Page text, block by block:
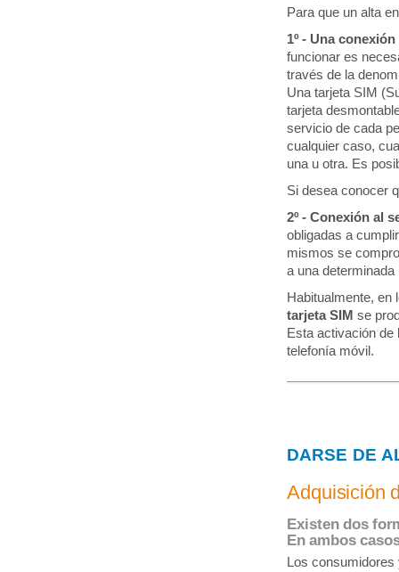
Para que un alta
1º - Una
funcionar es
través de la
Una tarjeta SIM
tarjeta
servicio de cada
cualquier caso,
una u otra. Es
Si desea conocer
2º - Conexión al
obligadas a
mismos se
a una
Habitualmente,
tarjeta SIM se
Esta activación de
telefonía móvil.
DARSE DE
Adquisición
Existen dos
En ambos
Los